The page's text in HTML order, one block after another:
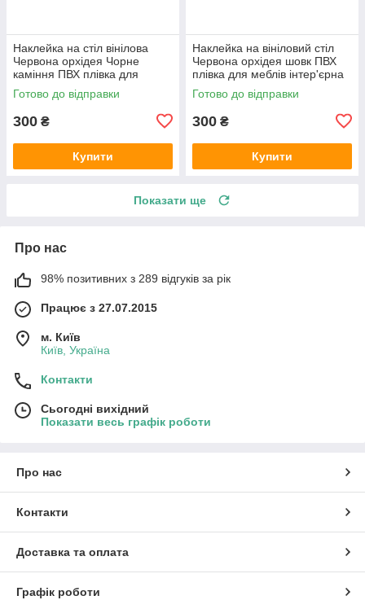
Наклейка на стіл вінілова
Червона орхідея Чорне
каміння ПВХ плівка для
меблів інтер'єрна 3D чорний
600х1200 мм
Готово до відправки
300 ₴
Купити
Наклейка на вініловий стіл
Червона орхідея шовк ПВХ
плівка для меблів інтер'єрна
3D квіти сірий 600х1200 мм
Готово до відправки
300 ₴
Купити
Показати ще
Про нас
98% позитивних з 289 відгуків за рік
Працює з 27.07.2015
м. Київ
Київ, Україна
Контакти
Сьогодні вихідний
Показати весь графік роботи
Про нас
Контакти
Доставка та оплата
Графік роботи